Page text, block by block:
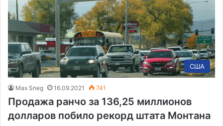
США
Max Sneg 16.09.2021 741
Продажа ранчо за 136,25 миллионов
долларов побило рекорд штата Монтана